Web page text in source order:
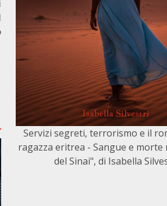
Servizi segreti, terrorismo e il
ragazza eritrea - Sangue e morte
del Sinai", di Isabella